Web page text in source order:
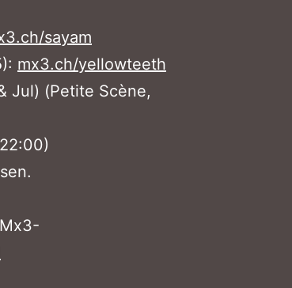
sayam
mx3.ch/yellowteeth
Jul) (Petite Scène,